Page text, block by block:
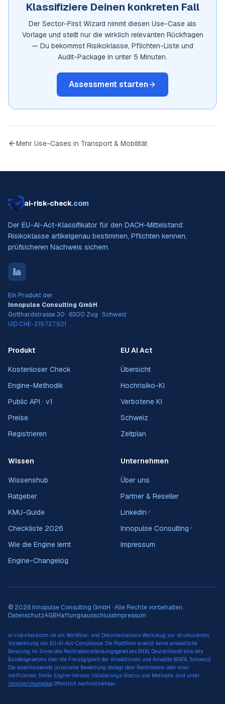
Klassifiziere Deinen konkreten Fall
Der Sector-First Wizard nimmt diesen Use-Case als
Vorlage und stellt nur die wirklich relevanten Rückfragen
— Du bekommst Risikoklasse, Pflichten-Liste und
Audit-Package in unter 5 Minuten.
Assessment starten
Mehr Use-Cases in Transport & Mobilität
ai-risk-check.com
Der EU-AI-Act-Klassifikator für den DACH-Mittelstand:
Risikoklasse artikelgenau bestimmen, Pflichten kennen,
prüfsicheren Nachweis sichern.
Ein Produkt der
Innopulse Consulting GmbH
Gotthardstrasse 30 · 6300 Zug · Schweiz
UID CHE-219.727.921
Produkt
Kostenloser Check
Engine-Methodik
Public API · v1
Preise
Registrieren
EU AI Act
Übersicht
Hochrisiko-KI
Verbotene KI
Schweiz
Zeitplan
Wissen
Wissenshub
Ratgeber
KMU-Guide
Checkliste 2026
Wie die Engine lernt
Engine-Changelog
Unternehmen
Über uns
Partner & Reseller
LinkedIn ↗
Innopulse Consulting ↗
Impressum
© 2026 Innopulse Consulting GmbH · Alle Rechte vorbehalten.
DatenschutzAGBHaftungsausschlussImpressum
ai-risk-check.com ist ein Workflow- und Dokumentations-Werkzeug zur strukturierten
Vorbereitung von EU-AI-Act-Compliance. Die Plattform ersetzt keine anwaltliche
Beratung im Sinne des Rechtsdienstleistungsgesetzes (RDG, Deutschland) bzw. des
Bundesgesetzes über die Freizügigkeit der Anwältinnen und Anwälte (BGFA, Schweiz).
Die abschliessende juristische Bewertung obliegt dem Rechtsteam oder einer
notifizierten Stelle. Engine-Version, Validierungs-Status und Methodik sind unter
/engine/changelog öffentlich nachvollziehbar.